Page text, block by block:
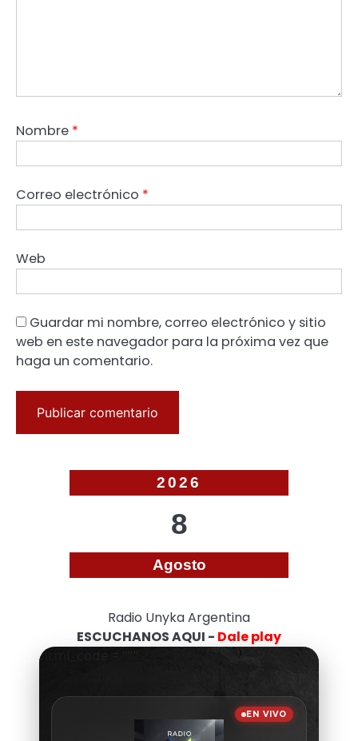
Nombre *
Correo electrónico *
Web
Guardar mi nombre, correo electrónico y sitio
web en este navegador para la próxima vez que
haga un comentario.
2026
8
Agosto
Radio Unyka Argentina
ESCUCHANOS AQUI - Dale play